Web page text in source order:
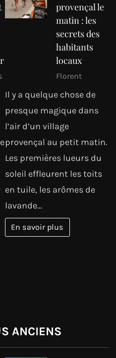
provençal le
matin : les
secrets des
habitants
locaux
Florent
Il y a quelque chose de
presque magique dans
l’air d’un village
provençal au petit matin.
Les premières lueurs du
soleil effleurent les toits
en tuile, les arômes de
lavande…
En savoir plus
ANCIENS